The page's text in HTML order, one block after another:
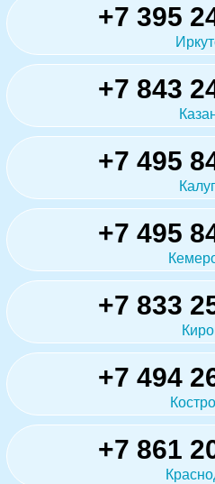
+7 395
+7 843
+7 495
+7 495
+7 833
+7 494
+7 861